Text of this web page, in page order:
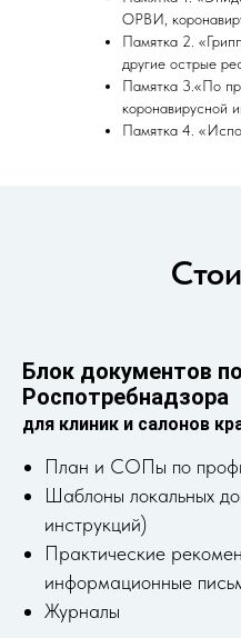
ОРВИ,
Памятка 2.
другие острые
Памятка 3.«По
коронавирусной
Памятка 4.
Блок документов
Роспотребнадзора
для клиник и салонов
План и СОПы по
Шаблоны локальных
инструкций)
Практические
информационные
Журналы